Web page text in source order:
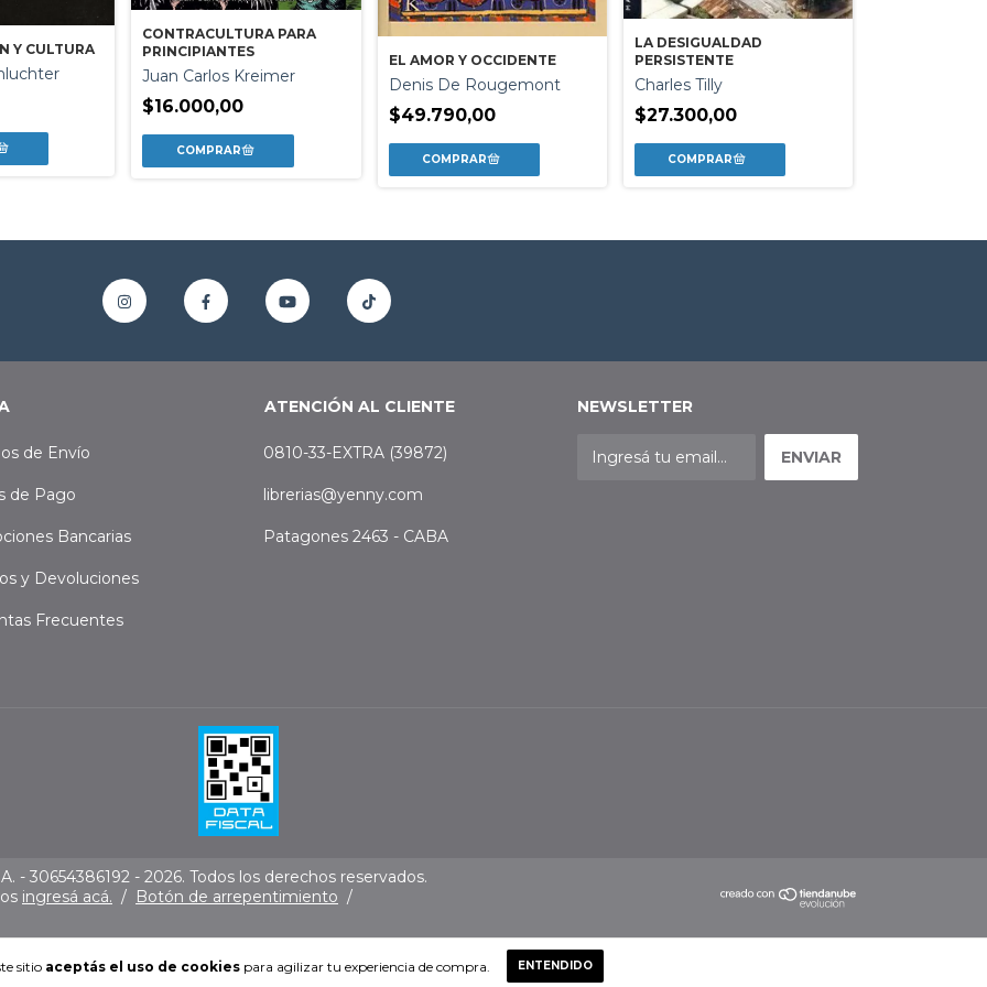
sitio aceptás el uso de cookiespara agilizar tu experiencia de compra. ENTENDIDO
Y CULTURA
CONTRACULTURA PARA
PRINCIPIANTES
Juan Carlos Kreimer
$16.000,00
EL AMOR Y OCCIDENTE
Denis De Rougemont
$49.790,00
LA DESIGUALDAD
PERSISTENTE
Charles Tilly
$27.300,00
de Envío
de Pago
Bancarias
y Devoluciones
Frecuentes
ATENCIÓN AL CLIENTE
0810-33-EXTRA (39872)
librerias@yenny.com
Patagones 2463 - CABA
NEWSLETTER
- 30654386192 - 2026. Todos los derechos reservados.
ingresá acá. / Botón de arrepentimiento /